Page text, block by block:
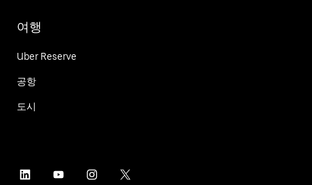
여행
Uber Reserve
공항
도시